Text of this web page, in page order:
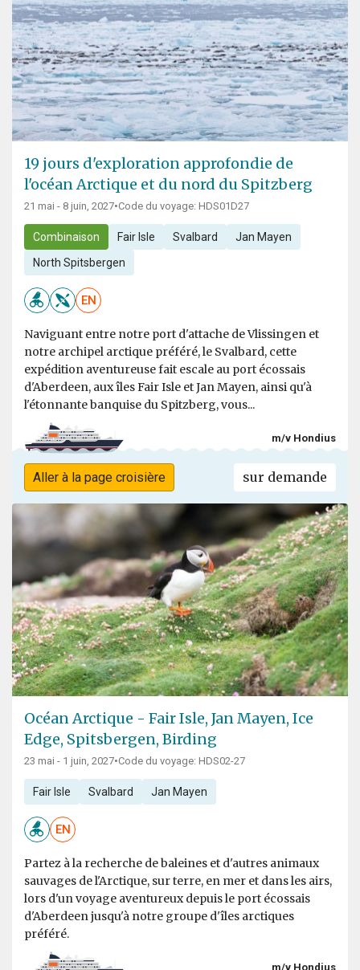
19 jours d'exploration approfondie de
l'océan Arctique et du nord du Spitzberg
21 mai - 8 juin, 2027•Code du voyage: HDS01D27
Combinaison Fair Isle Svalbard Jan Mayen
North Spitsbergen
EN
Naviguant entre notre port d'attache de Vlissingen et
notre archipel arctique préféré, le Svalbard, cette
expédition aventureuse fait escale au port écossais
d'Aberdeen, aux îles Fair Isle et Jan Mayen, ainsi qu'à
l'étonnante banquise du Spitzberg, vous...
m/v Hondius
Aller à la page croisière sur demande
Océan Arctique - Fair Isle, Jan Mayen, Ice
Edge, Spitsbergen, Birding
23 mai - 1 juin, 2027•Code du voyage: HDS02-27
Fair Isle Svalbard Jan Mayen
EN
Partez à la recherche de baleines et d'autres animaux
sauvages de l'Arctique, sur terre, en mer et dans les airs,
lors d'un voyage aventureux depuis le port écossais
d'Aberdeen jusqu'à notre groupe d'îles arctiques
préféré.
m/v Hondius